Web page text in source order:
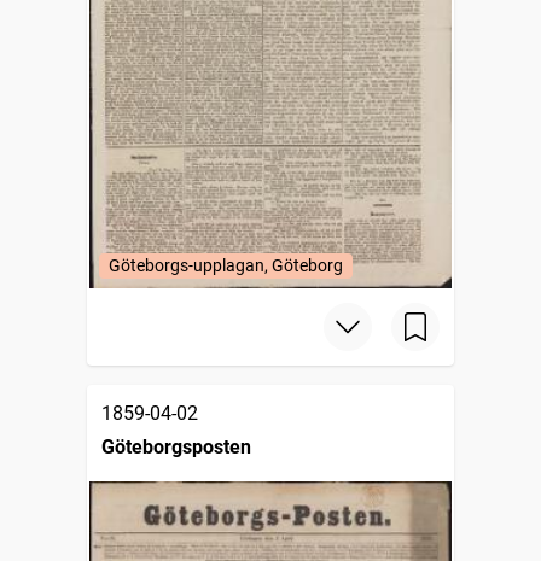
Göteborgs-upplagan, Göteborg
1859-04-02
Göteborgsposten